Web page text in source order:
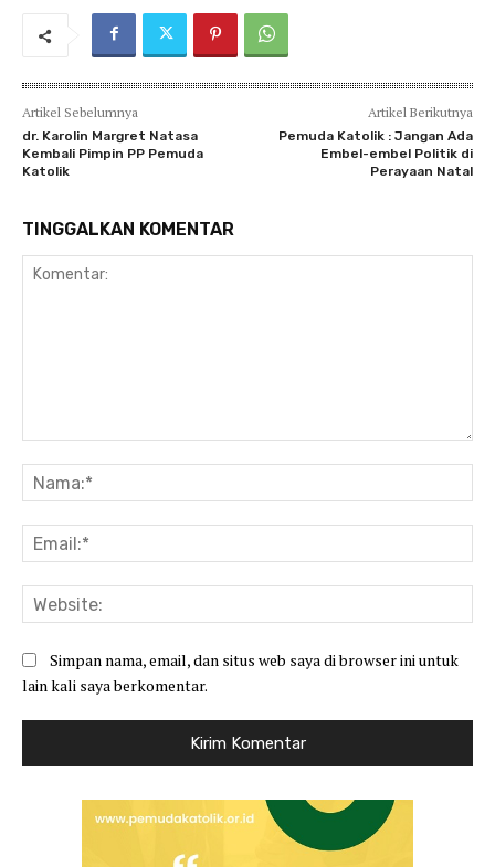
Artikel Sebelumnya
dr. Karolin Margret Natasa
Kembali Pimpin PP Pemuda
Katolik
Artikel Berikutnya
Pemuda Katolik : Jangan Ada
Embel-embel Politik di
Perayaan Natal
TINGGALKAN KOMENTAR
Simpan nama, email, dan situs web saya di browser ini untuk
lain kali saya berkomentar.